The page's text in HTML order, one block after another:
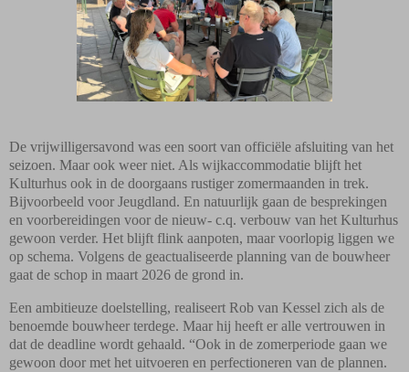
De vrijwilligersavond was een soort van officiële afsluiting van het
seizoen. Maar ook weer niet. Als wijkaccommodatie blijft het
Kulturhus ook in de doorgaans rustiger zomermaanden in trek.
Bijvoorbeeld voor Jeugdland. En natuurlijk gaan de besprekingen
en voorbereidingen voor de nieuw- c.q. verbouw van het Kulturhus
gewoon verder. Het blijft flink aanpoten, maar voorlopig liggen we
op schema. Volgens de geactualiseerde planning van de bouwheer
gaat de schop in maart 2026 de grond in.
Een ambitieuze doelstelling, realiseert Rob van Kessel zich als de
benoemde bouwheer terdege. Maar hij heeft er alle vertrouwen in
dat de deadline wordt gehaald. “Ook in de zomerperiode gaan we
gewoon door met het uitvoeren en perfectioneren van de plannen.